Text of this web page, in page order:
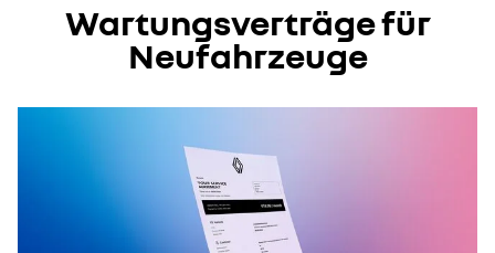
Wartungsverträge für
Neufahrzeuge